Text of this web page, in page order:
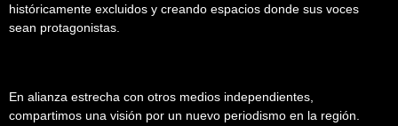
históricamente excluidos y creando espacios donde sus voces
sean protagonistas.
En alianza estrecha con otros medios independientes,
compartimos una visión por un nuevo periodismo en la región.